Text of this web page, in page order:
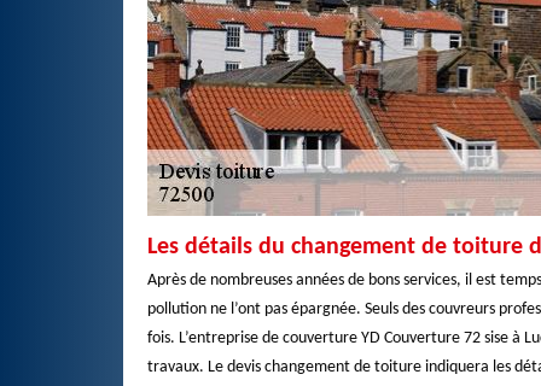
Les détails du changement de toiture
Après de nombreuses années de bons services, il est
pollution ne l’ont pas épargnée. Seuls des couvreurs
fois. L’entreprise de couverture YD Couverture 72 sise à
travaux. Le devis changement de toiture indiquera les